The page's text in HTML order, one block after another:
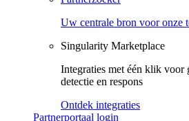
Uw centrale bron voor onze
Singularity Marketplace
Integraties met één klik voor
detectie en respons
Ontdek integraties
Partnerportaal login